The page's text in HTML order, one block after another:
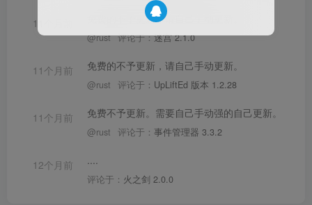
11个月前 免费的不予更新，请自己手动更新。
@rust 评论于：迷宫 2.1.0
11个月前 免费的不予更新，请自己手动更新。
@rust 评论于： UpLiftEd 版本 1.2.28
11个月前 免费不予更新。需要自己手动强的自己更新。
@rust 评论于： 事件管理器 3.3.2
12个月前 ....
评论于： 火之剑 2.0.0